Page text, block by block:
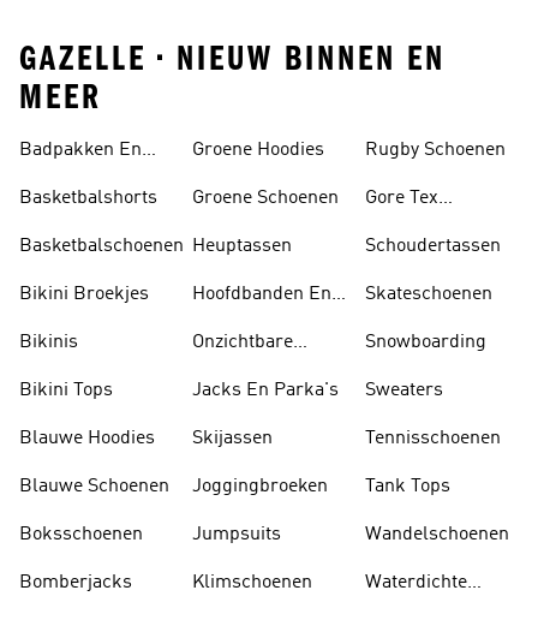
GAZELLE • NIEUW BINNEN EN
MEER
Badpakken En
Basketbalshorts
Basketbalschoenen
Bikini Broekjes
Bikinis
Bikini Tops
Blauwe Hoodies
Blauwe Schoenen
Boksschoenen
Bomberjacks
Groene Hoodies
Groene Schoenen
Heuptassen
Hoofdbanden En
Onzichtbare
Jacks En Parka's
Skijassen
Joggingbroeken
Jumpsuits
Klimschoenen
Rugby Schoenen
Gore Tex
Schoudertassen
Skateschoenen
Snowboarding
Sweaters
Tennisschoenen
Tank Tops
Wandelschoenen
Waterdichte